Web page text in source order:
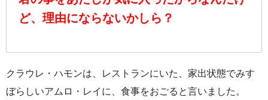
ど、理由にならないかしら？
クラウレ・ハモンは、レストランにいた、家出状態でみす
ぼらしいアムロ・レイに、食事をおごると言いました。